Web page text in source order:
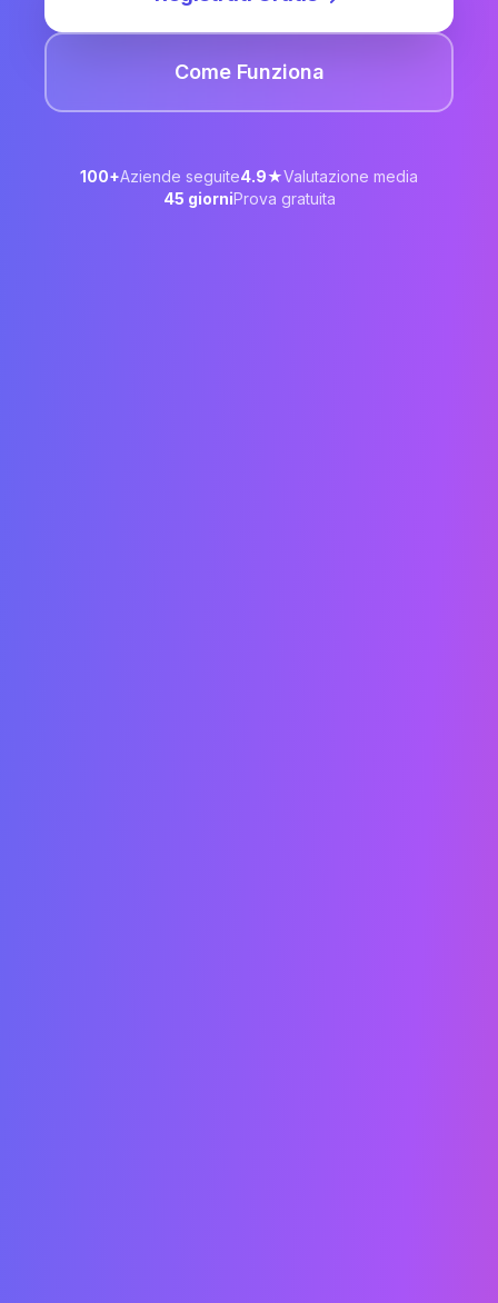
Come Funziona
100+Aziende seguite4.9★Valutazione media
45 giorniProva gratuita